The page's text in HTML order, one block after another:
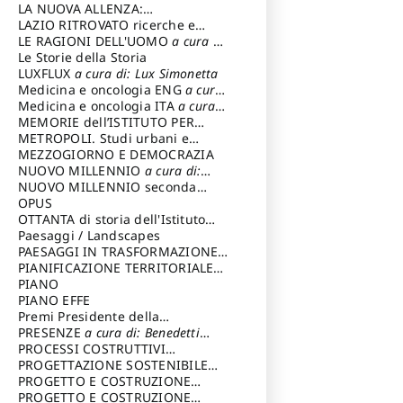
LA NUOVA ALLENZA:
ARCHITETTURA & AMBIENTE
LAZIO RITROVATO ricerche e
restauri
LE RAGIONI DELL'UOMOa cura di:
Lombardi Satriani Luigi
Le Storie della Storia
LUXFLUX a cura di: Lux Simonetta
Medicina e oncologia ENG a cura
di: Lopez Massimo
Medicina e oncologia ITA a cura
di: Lopez Massimo
MEMORIE dell’ISTITUTO PER
STORIA DEL RISORGIMENTO
METROPOLI. Studi urbani e
regionali
MEZZOGIORNO E DEMOCRAZIA
NUOVO MILLENNIO a cura di:
Capaldo Pellegrino
NUOVO MILLENNIO seconda
serie
Francesco
OPUS
OTTANTA di storia dell'Istituto
storia dell’Istitutoa cura di:
Cavalieri Patrizia
Paesaggi / Landscapes
PAESAGGI IN TRASFORMAZIONEa
cura di: Corti Enrico A.
PIANIFICAZIONE TERRITORIALE
URBANISTICA ED AMBIENTALE
cura di: Costa Enrico
PIANO
PIANO EFFE
Premi Presidente della
Repubblica
PRESENZEa cura di: Benedetti
Sandro
PROCESSI COSTRUTTIVI
DELL'ARCHITETTURAa cura di:
Ippoliti Alessandro
PROGETTAZIONE SOSTENIBILE
PARTECIPATA
PROGETTO E COSTRUZIONE
DELL’ARCHITETTURA
PROGETTO E COSTRUZIONE